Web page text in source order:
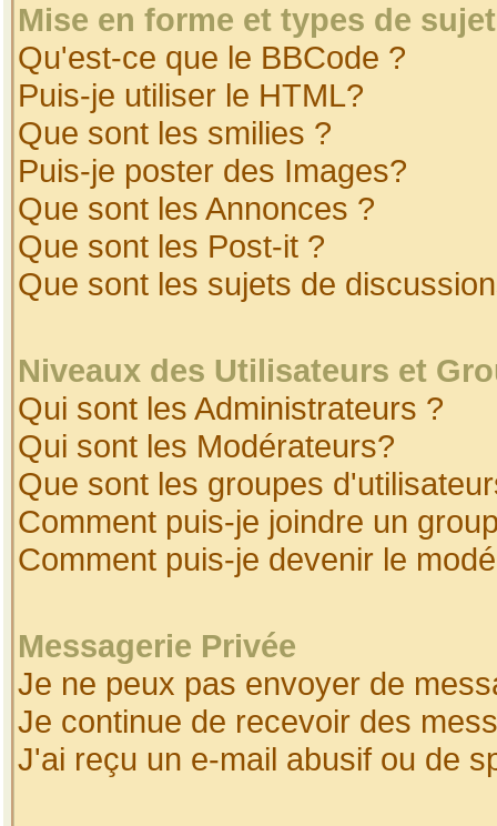
Mise en forme et types de
Qu'est-ce que le BBCode ?
Puis-je utiliser le HTML?
Que sont les smilies ?
Puis-je poster des Images?
Que sont les Annonces ?
Que sont les Post-it ?
Que sont les sujets de
Niveaux des Utilisateurs et
Qui sont les Administrateurs ?
Qui sont les Modérateurs?
Que sont les groupes
Comment puis-je joindre un
Comment puis-je devenir le
Messagerie Privée
Je ne peux pas envoyer de
Je continue de recevoir des
J'ai reçu un e-mail abusif ou de